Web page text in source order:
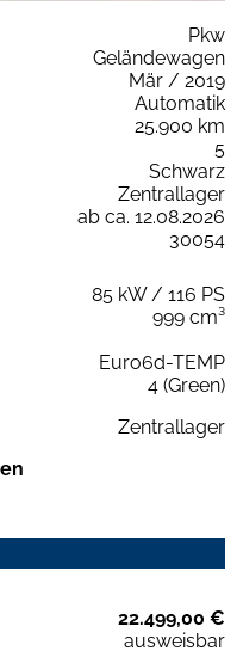
Pkw
Geländewagen
Mär / 2019
Automatik
25.900 km
5
Schwarz
Zentrallager
ab ca. 12.08.2026
30054
85 kW / 116 PS
999 cm³
Euro6d-TEMP
4 (Green)
Zentrallager
22.499,00 €
ausweisbar